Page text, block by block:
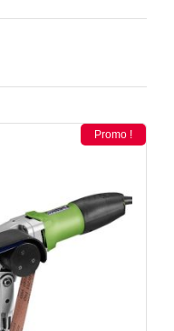
Promo !